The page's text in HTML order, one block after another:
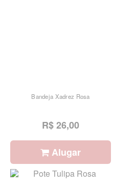
Bandeja Xadrez Rosa
R$ 26,00
Alugar